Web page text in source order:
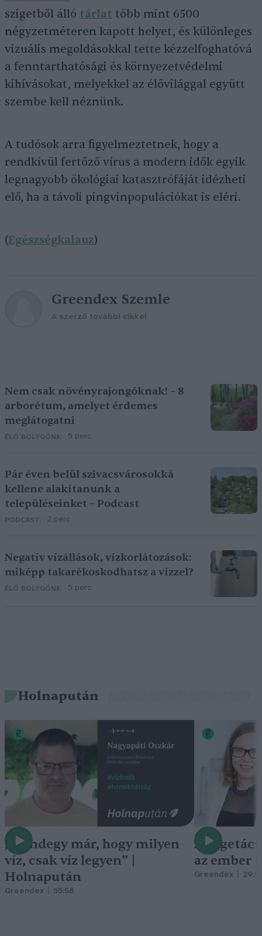
szigetből álló tárlat több mint 6500
négyzetméteren kapott helyet, és különleges
vizuális megoldásokkal tette kézzelfoghatóvá
a fenntarthatósági és környezetvédelmi
kihívásokat, melyekkel az élővilággal együtt
szembe kell néznünk.
A tudósok arra figyelmeztetnek, hogy a
rendkívül fertőző vírus a modern idők egyik
legnagyobb ökológiai katasztrófáját idézheti
elő, ha a távoli pingvinpopulációkat is eléri.
(Egészségkalauz)
Greendex Szemle
A szerző további cikkei
Nem csak növényrajongóknak! – 8
arborétum, amelyet érdemes
meglátogatni
ÉLŐ BOLYGÓNK 5 perc
Pár éven belül szivacsvárosokká
kellene alakítanunk a
településeinket – Podcast
PODCAST 2 perc
Negatív vízállások, vízkorlátozások:
miképp takarékoskodhatsz a vízzel?
ÉLŐ BOLYGÓNK 5 perc
Holnapután
„Mindegy már, hogy milyen
víz, csak víz legyen” |
Holnapután
Greendex 55:58
A
az ember
Greendex